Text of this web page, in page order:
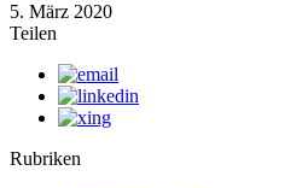
5. März 2020
Teilen
Rubriken